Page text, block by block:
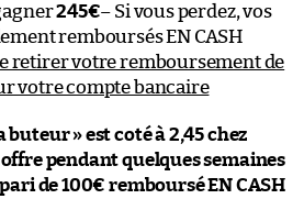
245€– Si vous perdez, vos
remboursés EN CASH
retirer votre remboursement de
votre compte bancaire
buteur » est coté à 2,45 chez
pendant quelques semaines
pari de 100€ remboursé EN CASH